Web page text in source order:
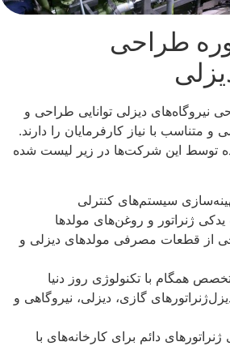
طراحی
دیزلی توانایی طراحی و
متناسب با نیاز کارفرمایان را دارند.
توسط این شرکت‌ها در زیر لیست شده
سیستم‌های کنترلی
ژنراتور و روغن‌های مولدها
از قطعات مصرفی مولدهای دیزلی و
همگام با تکنولوژی روز دنیا
گازی، دیزلی، نیروگاهی و
دائم برای کارخانه‌های با